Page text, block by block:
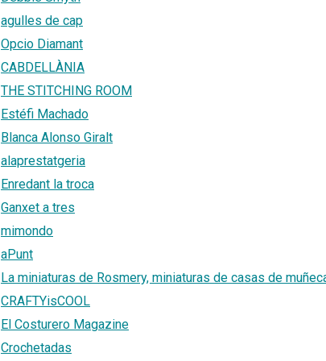
agulles de cap
Opcio Diamant
CABDELLÀNIA
THE STITCHING ROOM
Estéfi Machado
Blanca Alonso Giralt
alaprestatgeria
Enredant la troca
Ganxet a tres
mimondo
aPunt
La miniaturas de Rosmery, miniaturas de casas de
CRAFTYisCOOL
El Costurero Magazine
Crochetadas